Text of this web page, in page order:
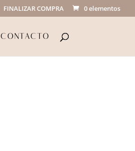
FINALIZAR COMPRA 0 elementos
CONTACTO